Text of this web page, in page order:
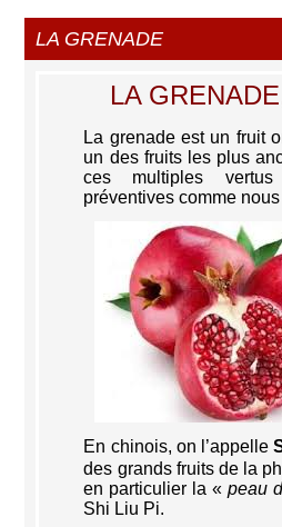
LA GRENADE
LA
La grenade est un fruit
un des fruits les plus
ces multiples vertus
préventives comme
En chinois, on l’appelle
des grands fruits de la
en particulier la « peau
Shi Liu Pi.